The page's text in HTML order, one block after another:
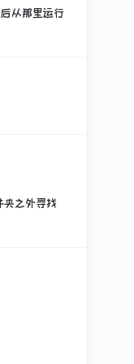
从那里运行
之外寻找